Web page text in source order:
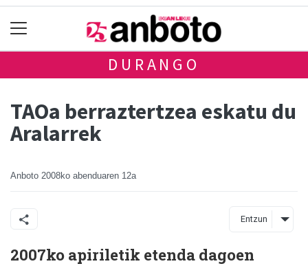
DURANGO
TAOa berraztertzea eskatu du
Aralarrek
Anboto 2008ko abenduaren 12a
Entzun
2007ko apiriletik etenda dagoen